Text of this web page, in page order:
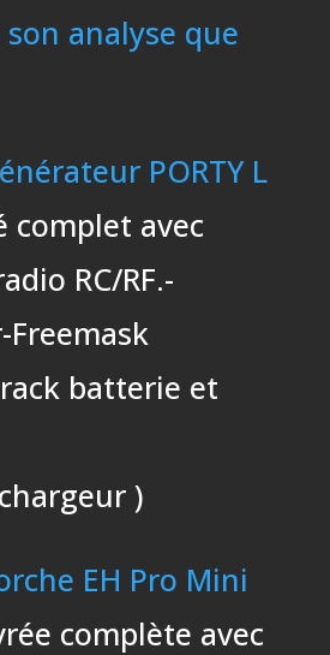
analyse que
PORTY L
complet avec
RC/RF.-
batterie et
)
EH Pro Mini
complète avec